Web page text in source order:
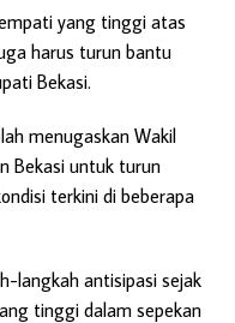
yang tinggi atas
harus turun bantu
Bekasi.
menugaskan Wakil
Bekasi untuk turun
terkini di beberapa
langkah antisipasi sejak
tinggi dalam sepekan